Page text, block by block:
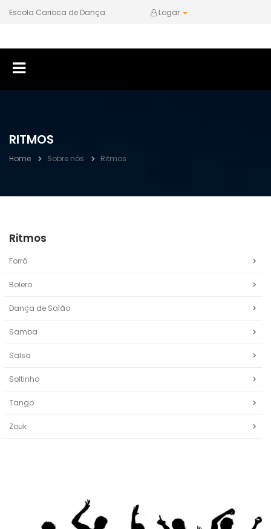
Escola Carioca de Dança Logar
RITMOS
Home Sobre nós Ritmos
Ritmos
Forró
Bolero
Dança de Salão
Samba
Salsa
Soltinho
Tango
Zouk